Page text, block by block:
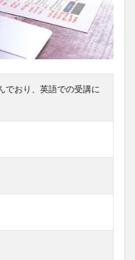
でおり、英語での受講に